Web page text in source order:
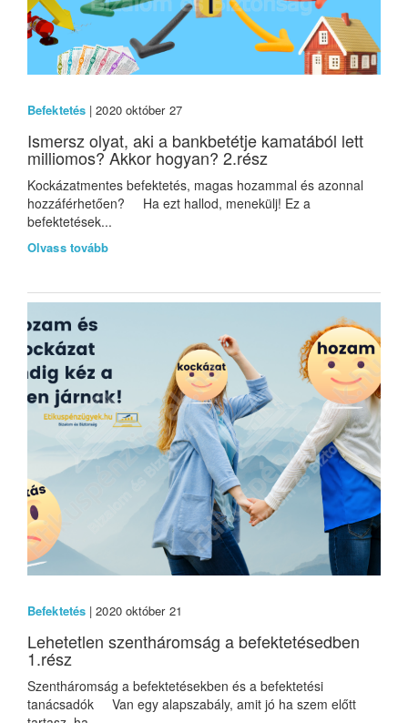
Befektetés | 2020 október 27
Ismersz olyat, aki a bankbetétje kamatából lett
milliomos? Akkor hogyan? 2.rész
Kockázatmentes befektetés, magas hozammal és azonnal
hozzáférhetően? Ha ezt hallod, menekülj! Ez a
befektetések...
Olvass tovább
Befektetés | 2020 október 21
Lehetetlen szentháromság a befektetésedben
1.rész
Szentháromság a befektetésekben és a befektetési
tanácsadók Van egy alapszabály, amit jó ha szem előtt